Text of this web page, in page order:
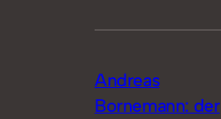
Andreas
Bornemann: der